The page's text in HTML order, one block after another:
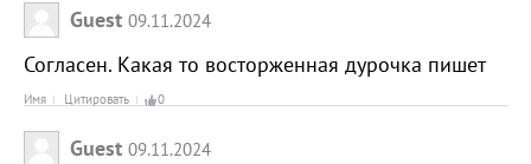
Guest 09.11.2024
Согласен. Какая то восторженная дурочка пишет
Имя Цитировать 0
Guest 09.11.2024